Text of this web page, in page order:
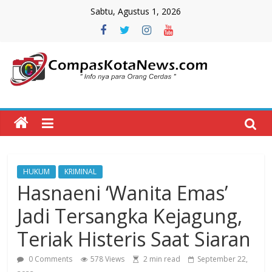
Sabtu, Agustus 1, 2026
Compas
Kota
CompasKotaNews.com
Hadir
untuk
memberikan
informasi
kepada
masyarakat
HUKUM KRIMINAL
Hasnaeni ‘Wanita Emas’
Jadi Tersangka Kejagung,
Teriak Histeris Saat Siaran
0 Comments 578 Views 2 min read
September 22,